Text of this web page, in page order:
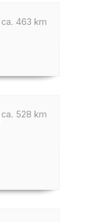
ca. 463 km
ca. 528 km